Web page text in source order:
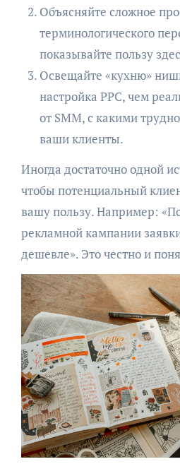
Объясняйте сложное
терминологического
показывайте пользу
Освещайте «кухню»
настройка PPC, чем
от SMM, с какими
ваши клиенты.
Иногда достаточно одной
чтобы потенциальный
вашу пользу. Например:
рекламной кампании
дешевле». Это честно и